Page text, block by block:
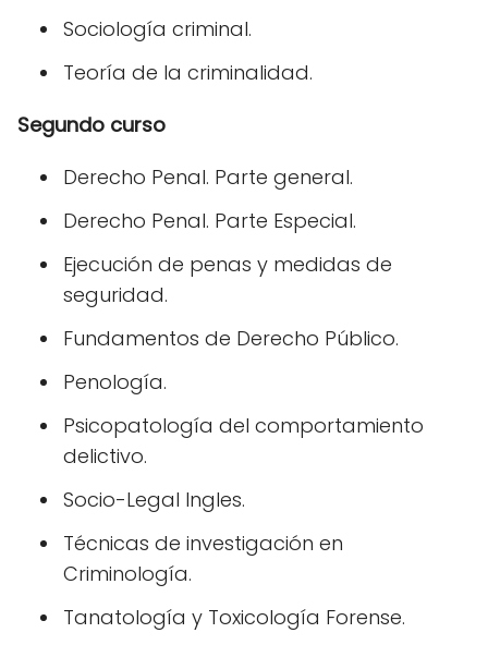
Sociología criminal.
Teoría de la criminalidad.
Segundo curso
Derecho Penal. Parte general.
Derecho Penal. Parte Especial.
Ejecución de penas y medidas de
seguridad.
Fundamentos de Derecho Público.
Penología.
Psicopatología del comportamiento
delictivo.
Socio-Legal Ingles.
Técnicas de investigación en
Criminología.
Tanatología y Toxicología Forense.